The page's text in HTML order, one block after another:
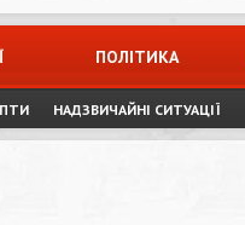
ПОЛІТИКА
НАДЗВИЧАЙНІ СИТУАЦІЇ